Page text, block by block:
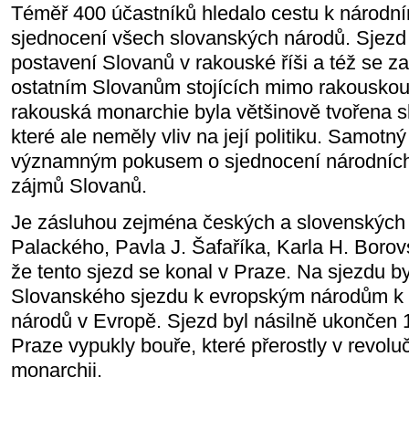
Téměř 400 účastníků hledalo cestu k
sjednocení všech slovanských národů.
postavení Slovanů v rakouské říši a též se
ostatním Slovanům stojících mimo
rakouská monarchie byla většinově tvořena
které ale neměly vliv na její politiku.
významným pokusem o sjednocení
zájmů Slovanů.
Je zásluhou zejména českých a
Palackého, Pavla J. Šafaříka, Karla H.
že tento sjezd se konal v Praze. Na sjezdu
Slovanského sjezdu k evropským národům
národů v Evropě. Sjezd byl násilně ukončen
Praze vypukly bouře, které přerostly v
monarchii.